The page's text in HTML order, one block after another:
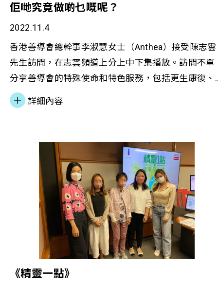
佢哋究竟做啲乜嘅呢？
2022.11.4
香港善導會總幹事李淑慧女士（Anthea）接受陳志雲
先生訪問，在志雲頻道上分上中下集播放。訪問不單
分享善導會的特殊使命和特色服務，包括更生康復、
預防犯罪、精神健康、職業服務、社會企業及少數族
裔，以至其發展、理念、遇到的困難、籌款等等內容
詳細內容
《精靈一點》